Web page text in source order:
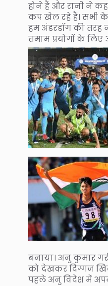
होने हैं और रानी ने
कप खेल रहे हैं। सभी के
हम अंडरडॉग की तरह
तमाम प्रयोगों के लिए
बनाया। अनु कुमार
को देखकर दिग्गज
पहले अनु विदेश में